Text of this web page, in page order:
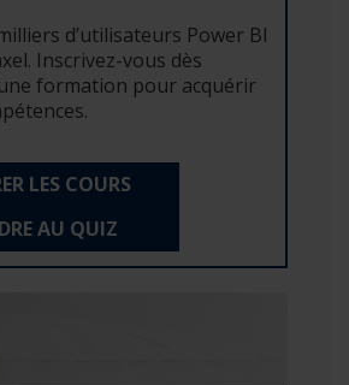
d’utilisateurs Power BI
Inscrivez-vous dès
formation pour acquérir
LES COURS
AU QUIZ